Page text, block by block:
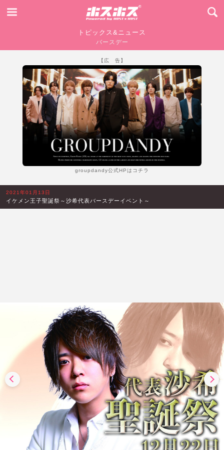
トピックス&ニュース
バースデー
【広 告】
groupdandy公式HPはコチラ
2021年01月13日
イケメン王子聖誕祭～沙希代表バースデーイベント～